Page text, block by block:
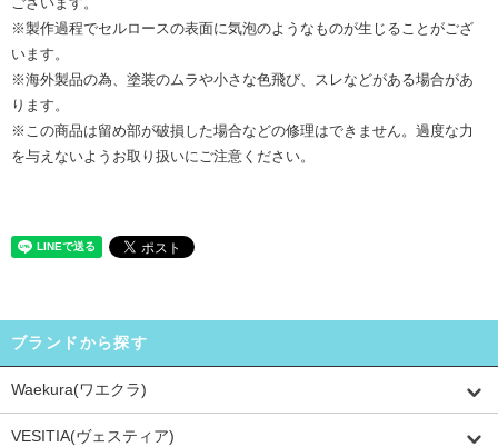
※製作過程でセルロースの表面に気泡のようなものが生じることがござ
います。
※海外製品の為、塗装のムラや小さな色飛び、スレなどがある場合があ
ります。
※この商品は留め部が破損した場合などの修理はできません。過度な力
を与えないようお取り扱いにご注意ください。
ブランドから探す
Waekura(ワエクラ)
VESITIA(ヴェスティア)